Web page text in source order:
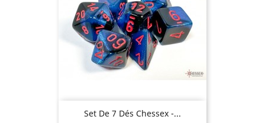
Set De 7 Dés Chessex -...